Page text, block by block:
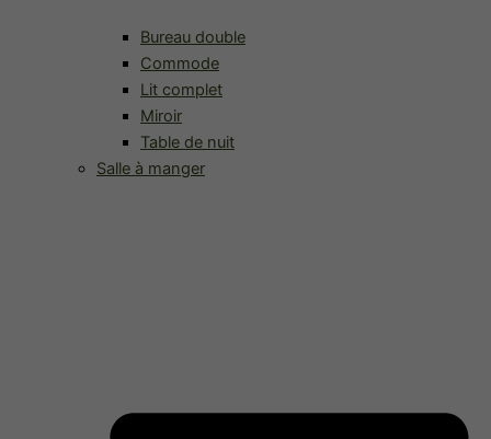
Bureau double
Commode
Lit complet
Miroir
Table de nuit
Salle à manger